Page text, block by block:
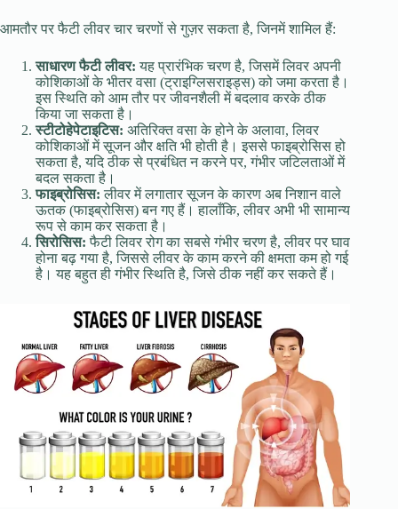
आमतौर पर फैटी लीवर चार चरणों से गुज़र सकता है, जिनमें शामिल हैं:
साधारण फैटी लीवर: यह प्रारंभिक चरण है, जिसमें लिवर अपनी
कोशिकाओं के भीतर वसा (ट्राइग्लिसराइड्स) को जमा करता है।
इस स्थिति को आम तौर पर जीवनशैली में बदलाव करके ठीक
किया जा सकता है।
स्टीटोहेपेटाइटिस: अतिरिक्त वसा के होने के अलावा, लिवर
कोशिकाओं में सूजन और क्षति भी होती है। इससे फाइब्रोसिस हो
सकता है, यदि ठीक से प्रबंधित न करने पर, गंभीर जटिलताओं में
बदल सकता है।
फाइब्रोसिस: लीवर में लगातार सूजन के कारण अब निशान वाले
ऊतक (फाइब्रोसिस) बन गए हैं। हालाँकि, लीवर अभी भी सामान्य
रूप से काम कर सकता है।
सिरोसिस: फैटी लिवर रोग का सबसे गंभीर चरण है, लीवर पर घाव
होना बढ़ गया है, जिससे लीवर के काम करने की क्षमता कम हो गई
है। यह बहुत ही गंभीर स्थिति है, जिसे ठीक नहीं कर सकते हैं।